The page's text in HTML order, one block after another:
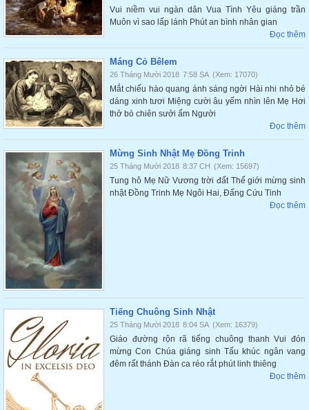
Vui niềm vui ngàn dân Vua Tình Yêu giáng trần
Muôn vì sao lấp lánh Phút an bình nhân gian
Đọc thêm
Máng Cỏ Bêlem
26 Tháng Mười 2018 7:58 SA (Xem: 17070)
Mắt chiếu hào quang ánh sáng ngời Hài nhi nhỏ bé
dáng xinh tươi Miệng cười âu yếm nhìn lên Mẹ Hơi
thở bò chiên sưởi ấm Người
Đọc thêm
Mừng Sinh Nhật Mẹ Đồng Trinh
25 Tháng Mười 2018 8:37 CH (Xem: 15697)
Tung hô Mẹ Nữ Vương trời đất Thế giới mừng sinh
nhật Đồng Trinh Mẹ Ngôi Hai, Đấng Cứu Tinh
Đọc thêm
Tiếng Chuông Sinh Nhật
25 Tháng Mười 2018 8:04 SA (Xem: 16379)
Giáo đường rộn rã tiếng chuông thanh Vui đón
mừng Con Chúa giáng sinh Tấu khúc ngân vang
đêm rất thánh Đàn ca réo rắt phút linh thiêng
Đọc thêm